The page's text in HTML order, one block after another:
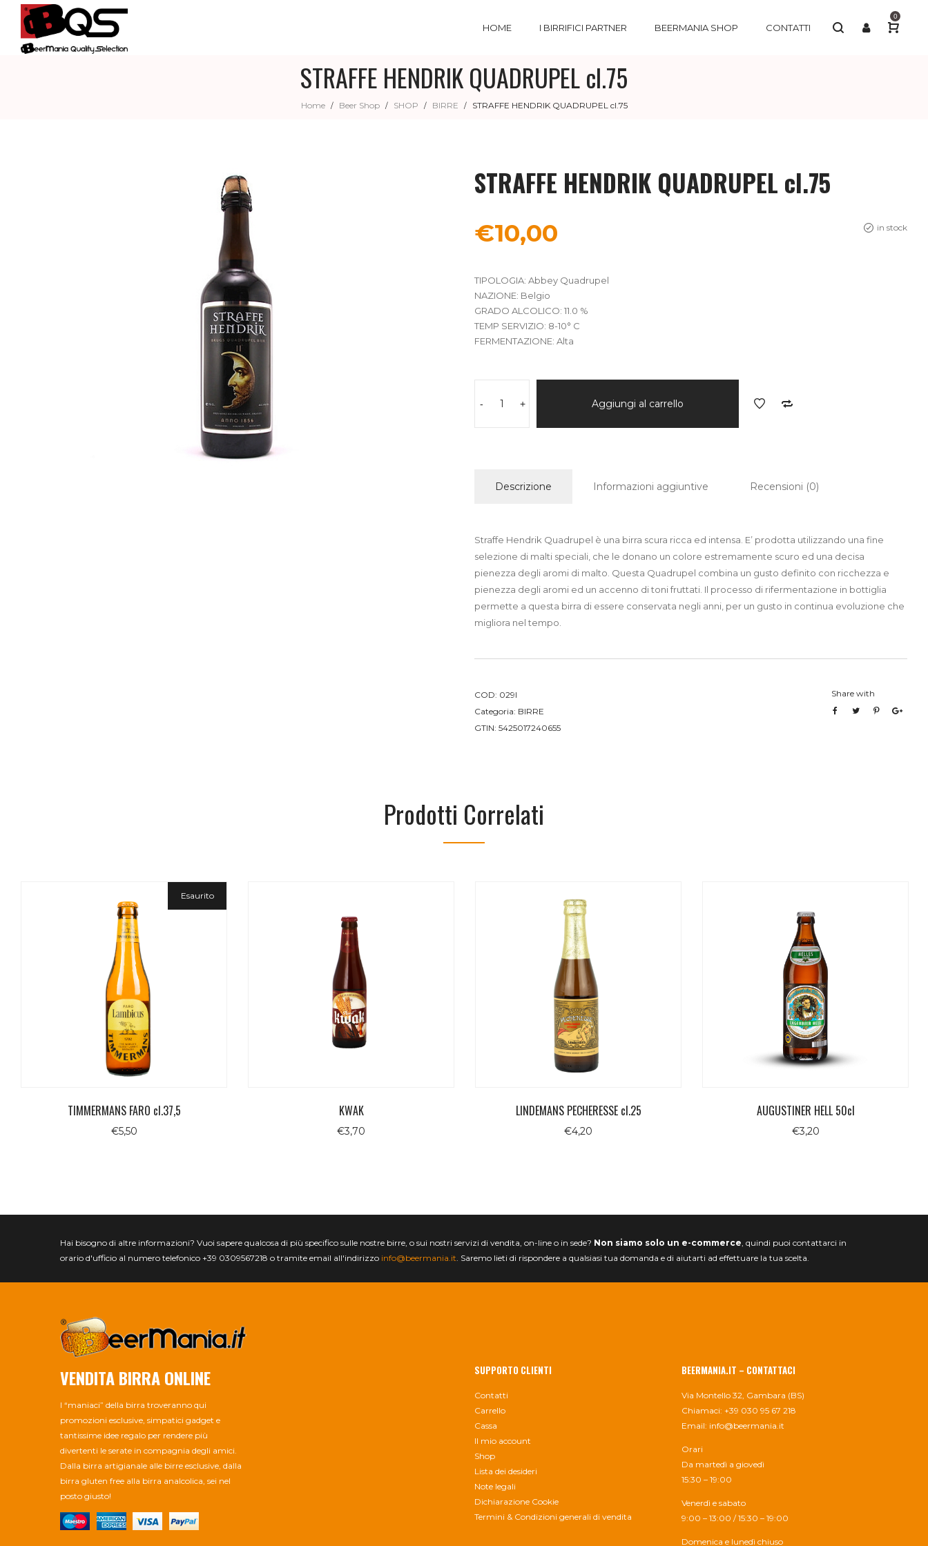
HOME I BIRRIFICI PARTNER BEERMANIA SHOP CONTATTI
0
STRAFFE HENDRIK QUADRUPEL cl.75
Home / Beer Shop / SHOP / BIRRE / STRAFFE HENDRIK QUADRUPEL cl.75
STRAFFE HENDRIK QUADRUPEL cl.75
in stock
€10,00
TIPOLOGIA: Abbey Quadrupel
NAZIONE: Belgio
GRADO ALCOLICO: 11.0 %
TEMP SERVIZIO: 8-10° C
FERMENTAZIONE: Alta
-HENDRIK+ Aggiungi al carrello
Descrizione Informazioni aggiuntive Recensioni (0)
Straffe Hendrik Quadrupel è una birra scura ricca ed intensa. E’ prodotta utilizzando una fine
selezione di malti speciali, che le donano un colore estremamente scuro ed una decisa
pienezza degli aromi di malto. Questa Quadrupel combina un gusto definito con ricchezza e
pienezza degli aromi ed un accenno di toni fruttati. Il processo di rifermentazione in bottiglia
permette a questa birra di essere conservata negli anni, per un gusto in continua evoluzione che
migliora nel tempo.
COD: 029I
Categoria: BIRRE
GTIN: 5425017240655
Share with
Prodotti Correlati
Esaurito
TIMMERMANS FARO cl.37,5
€5,50
KWAK
€3,70
LINDEMANS PECHERESSE cl.25
€4,20
AUGUSTINER HELL 50cl
€3,20
Hai bisogno di altre informazioni? Vuoi sapere qualcosa di più specifico sulle nostre birre, o sui nostri servizi di vendita, on-line o in sede? Non siamo solo un e-commerce, quindi puoi contattarci in
orario d'ufficio al numero telefonico +39 0309567218 o tramite email all'indirizzo info@beermania.it. Saremo lieti di rispondere a qualsiasi tua domanda e di aiutarti ad effettuare la tua scelta.
VENDITA BIRRA ONLINE
I “maniaci” della birra troveranno qui
promozioni esclusive, simpatici gadget e
tantissime idee regalo per rendere più
divertenti le serate in compagnia degli amici.
Dalla birra artigianale alle birre esclusive, dalla
birra gluten free alla birra analcolica, sei nel
posto giusto!
SUPPORTO CLIENTI
Contatti
Carrello
Cassa
Il mio account
Shop
Lista dei desideri
Note legali
Dichiarazione Cookie
Termini & Condizioni generali di vendita
BEERMANIA.IT – CONTATTACI
Via Montello 32, Gambara (BS)
Chiamaci: +39 030 95 67 218
Email: info@beermania.it
Orari
Da martedì a giovedì
15:30 – 19:00
Venerdì e sabato
9:00 – 13:00 / 15:30 – 19:00
Domenica e lunedì chiuso